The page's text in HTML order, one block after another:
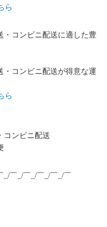
ら
コンビニ配送に適した豊
コンビニ配送が得意な運
ら
コンビニ配送
_/￣_/￣_/￣_/￣_/￣